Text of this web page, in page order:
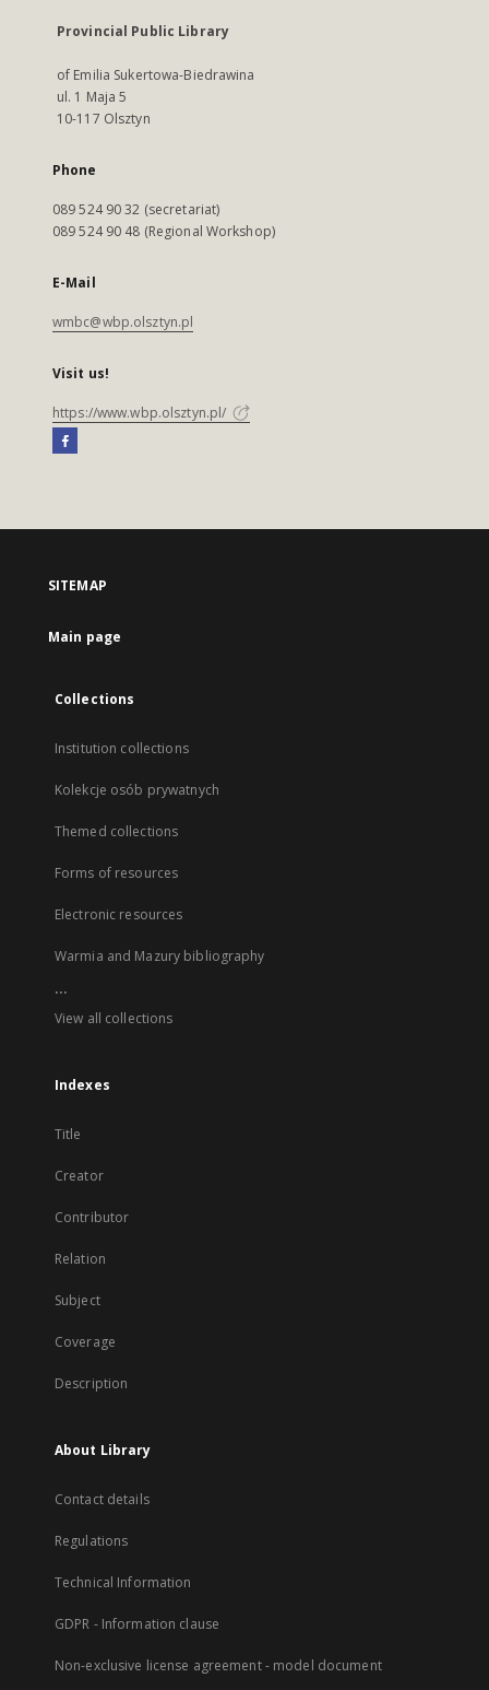
Provincial Public Library
of Emilia Sukertowa-Biedrawina
ul. 1 Maja 5
10-117 Olsztyn
Phone
089 524 90 32 (secretariat)
089 524 90 48 (Regional Workshop)
E-Mail
wmbc@wbp.olsztyn.pl
Visit us!
https://www.wbp.olsztyn.pl/
SITEMAP
Main page
Collections
Institution collections
Kolekcje osób prywatnych
Themed collections
Forms of resources
Electronic resources
Warmia and Mazury bibliography
...
View all collections
Indexes
Title
Creator
Contributor
Relation
Subject
Coverage
Description
About Library
Contact details
Regulations
Technical Information
GDPR - Information clause
Non-exclusive license agreement - model document